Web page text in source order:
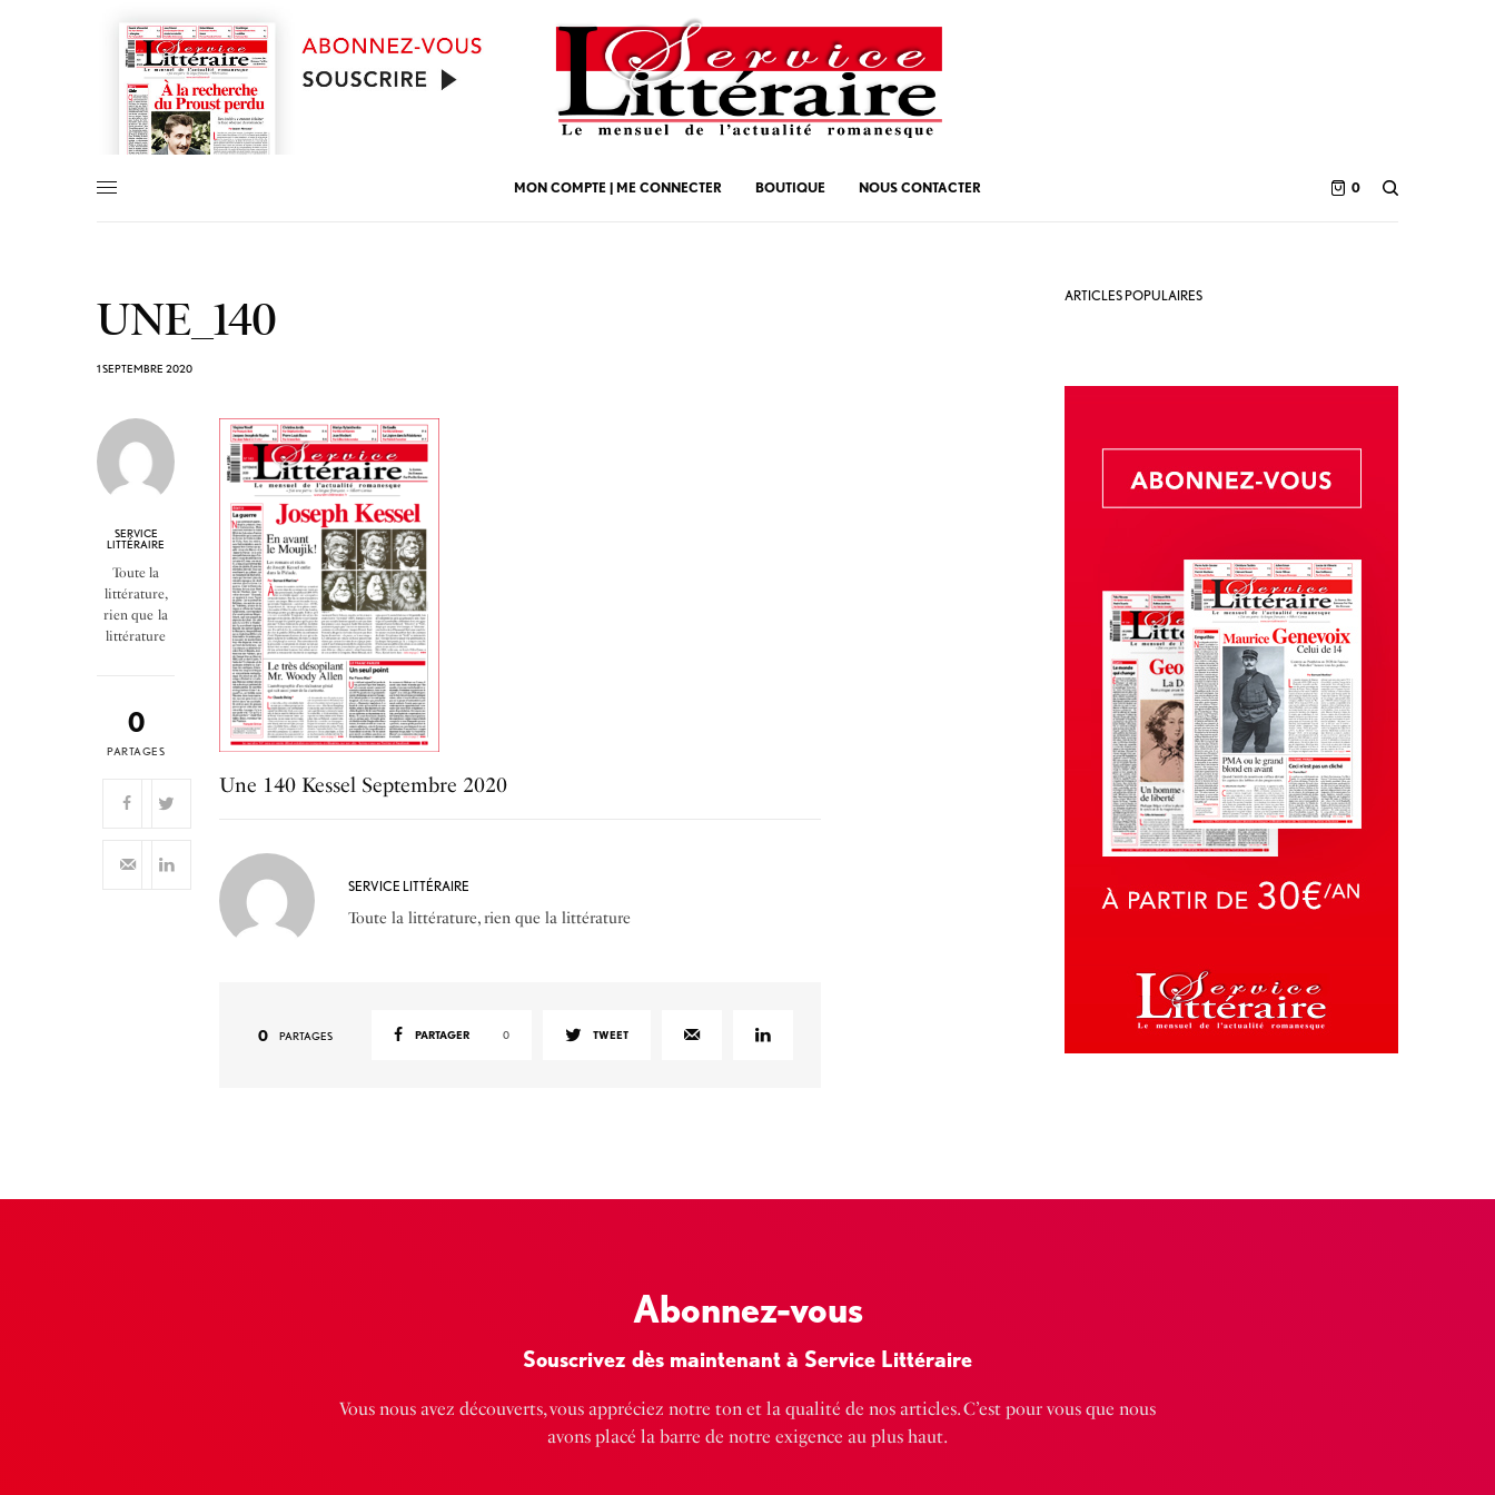
MON COMPTE | ME CONNECTER BOUTIQUE NOUS CONTACTER 0
UNE_140
1 SEPTEMBRE 2020
SERVICE
LITTÉRAIRE
Toute la
littérature,
rien que la
littérature
0
PARTAGES
Une 140 Kessel Septembre 2020
SERVICE LITTÉRAIRE
Toute la littérature, rien que la littérature
0 PARTAGES PARTAGER 0 TWEET
ARTICLES POPULAIRES
Abonnez-vous
Souscrivez dès maintenant à Service Littéraire
Vous nous avez découverts, vous appréciez notre ton et la qualité de nos articles. C’est pour vous que nous
avons placé la barre de notre exigence au plus haut.